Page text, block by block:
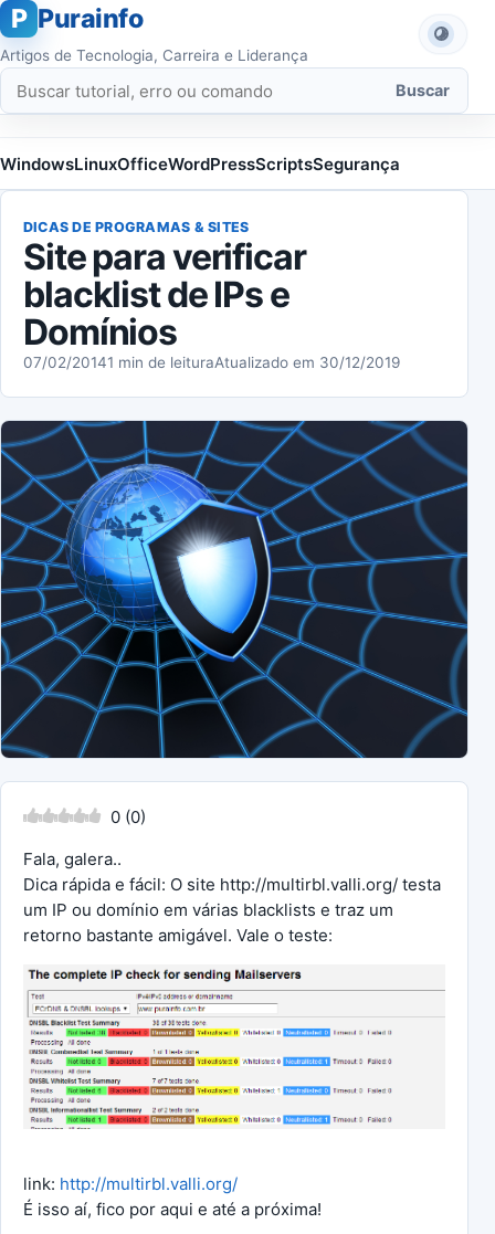
P Purainfo
Artigos de Tecnologia, Carreira e Liderança
Buscar por: Buscar
WindowsLinuxOfficeWordPressScriptsSegurança
DICAS DE PROGRAMAS & SITES
Site para verificar
blacklist de IPs e
Domínios
07/02/20141 min de leituraAtualizado em 30/12/2019
0 (0)
Fala, galera..
Dica rápida e fácil: O site http://multirbl.valli.org/ testa
um IP ou domínio em várias blacklists e traz um
retorno bastante amigável. Vale o teste:
link: http://multirbl.valli.org/
É isso aí, fico por aqui e até a próxima!